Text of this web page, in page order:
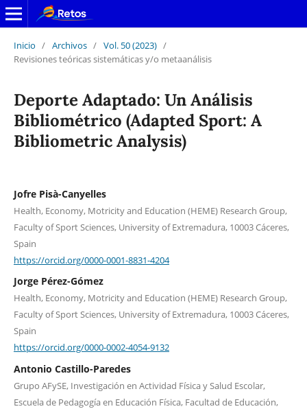
Inicio / Archivos / Vol. 50 (2023) /
Revisiones teóricas sistemáticas y/o metaanálisis
Deporte Adaptado: Un Análisis
Bibliométrico (Adapted Sport: A
Bibliometric Analysis)
Jofre Pisà-Canyelles
Health, Economy, Motricity and Education (HEME) Research Group,
Faculty of Sport Sciences, University of Extremadura, 10003 Cáceres,
Spain
https://orcid.org/0000-0001-8831-4204
Jorge Pérez-Gómez
Health, Economy, Motricity and Education (HEME) Research Group,
Faculty of Sport Sciences, University of Extremadura, 10003 Cáceres,
Spain
https://orcid.org/0000-0002-4054-9132
Antonio Castillo-Paredes
Grupo AFySE, Investigación en Actividad Física y Salud Escolar,
Escuela de Pedagogía en Educación Física, Facultad de Educación,